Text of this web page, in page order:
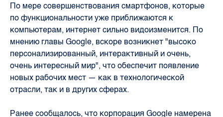
По мере совершенствования смартфонов, которые
по функциональности уже приближаются к
компьютерам, интернет сильно видоизменится. По
мнению главы Google, вскоре возникнет "высоко
персонализированный, интерактивный и очень,
очень интересный мир", что обеспечит появление
новых рабочих мест — как в технологической
отрасли, так и в других сферах.
Ранее сообщалось, что корпорация Google намерена